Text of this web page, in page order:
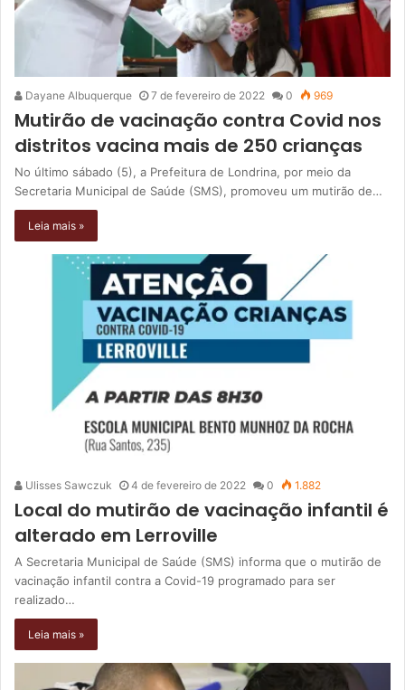
Dayane Albuquerque 7 de fevereiro de 2022 0 969
Mutirão de vacinação contra Covid nos
distritos vacina mais de 250 crianças
No último sábado (5), a Prefeitura de Londrina, por meio da
Secretaria Municipal de Saúde (SMS), promoveu um mutirão de…
Leia mais »
Ulisses Sawczuk 4 de fevereiro de 2022 0 1.882
Local do mutirão de vacinação infantil é
alterado em Lerroville
A Secretaria Municipal de Saúde (SMS) informa que o mutirão de
vacinação infantil contra a Covid-19 programado para ser
realizado…
Leia mais »